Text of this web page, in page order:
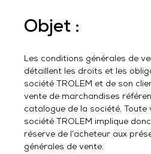
Objet :
Les conditions générales de
détaillent les droits et les
société TROLEM et de son
vente de marchandises
catalogue de la société. Toute
société TROLEM implique
réserve de l’acheteur aux
générales de vente.